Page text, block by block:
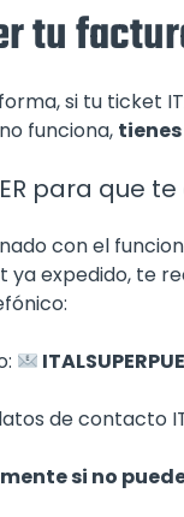
tu
si tu ticket
funciona,
para que
con el
ya expedido,
de contacto
si no